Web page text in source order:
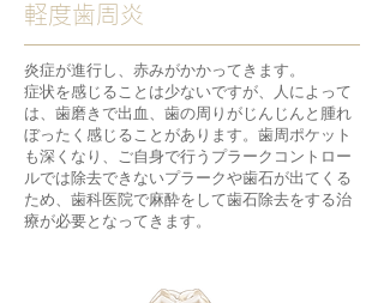
軽度歯周炎
炎症が進行し、赤みがかかってきます。​
症状を感じることは少ないですが、人によって
は、歯磨きで出血、歯の周りがじんじんと腫れ
ぼったく感じることがあります。歯周ポケット
も深くなり、ご自身で行うプラークコントロー
ルでは除去できないプラークや歯石が出てくる
ため、歯科医院で麻酔をして歯石除去をする治
療が必要となってきます。